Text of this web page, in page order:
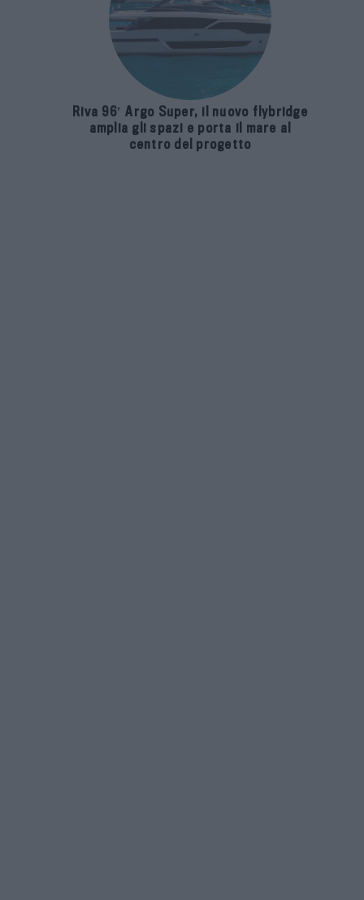
Riva 96′ Argo Super, il nuovo flybridge
amplia gli spazi e porta il mare al
centro del progetto